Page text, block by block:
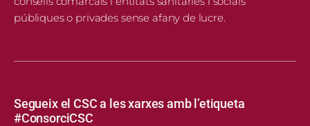
públiques o privades sense afany de lucre.
Segueix el CSC a les xarxes amb l’etiqueta
#ConsorciCSC